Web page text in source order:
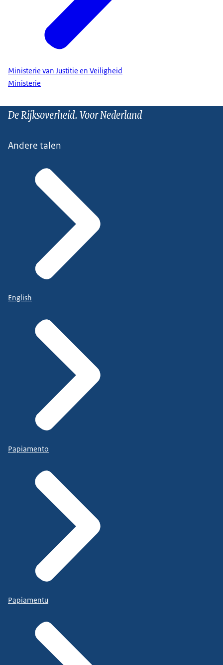
Ministerie van Justitie en Veiligheid
Ministerie
De Rijksoverheid. Voor Nederland
Andere talen
English
Papiamento
Papiamentu